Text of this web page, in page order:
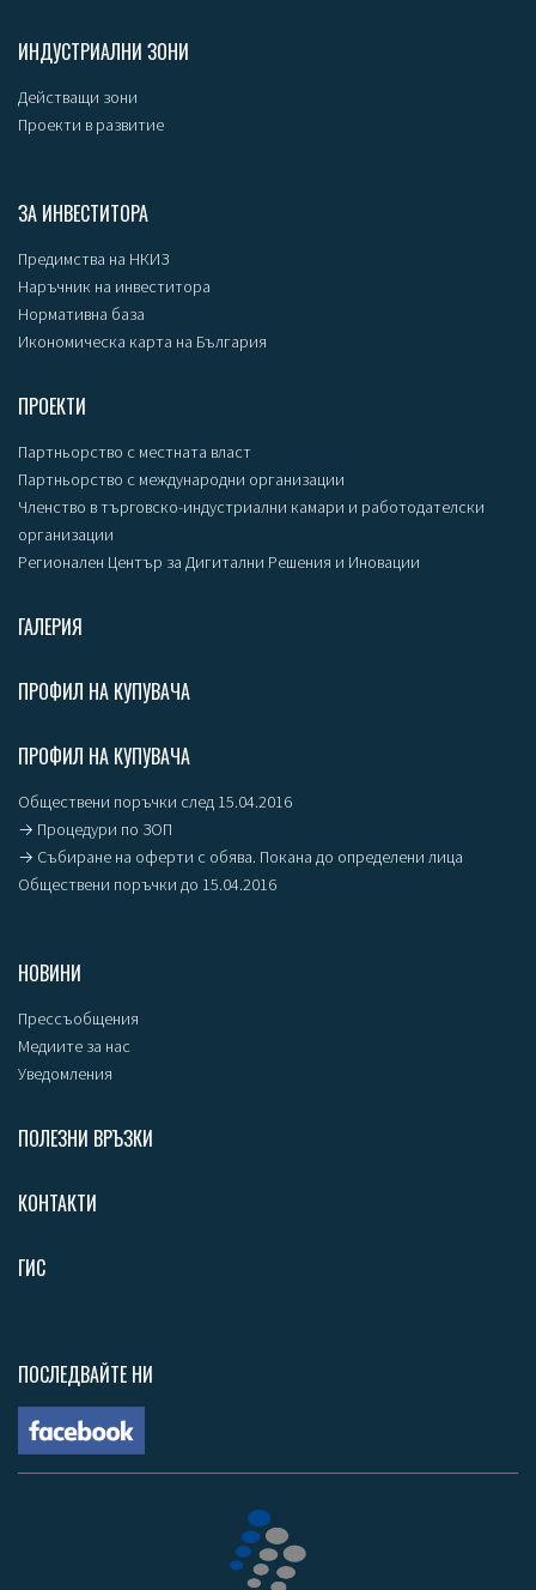
ИНДУСТРИАЛНИ ЗОНИ
Действащи зони
Проекти в развитие
ЗА ИНВЕСТИТОРА
Предимства на НКИЗ
Наръчник на инвеститора
Нормативна база
Икономическа карта на България
ПРОЕКТИ
Партньорство с местната власт
Партньорство с международни организации
Членство в търговско-индустриални камари и работодателски
организации
Регионален Център за Дигитални Решения и Иновации
ГАЛЕРИЯ
ПРОФИЛ НА КУПУВАЧА
ПРОФИЛ НА КУПУВАЧА
Обществени поръчки след 15.04.2016
→ Процедури по ЗОП
→ Събиране на оферти с обява. Покана до определени лица
Обществени поръчки до 15.04.2016
НОВИНИ
Прессъобщения
Медиите за нас
Уведомления
ПОЛЕЗНИ ВРЪЗКИ
КОНТАКТИ
ГИС
ПОСЛЕДВАЙТЕ НИ